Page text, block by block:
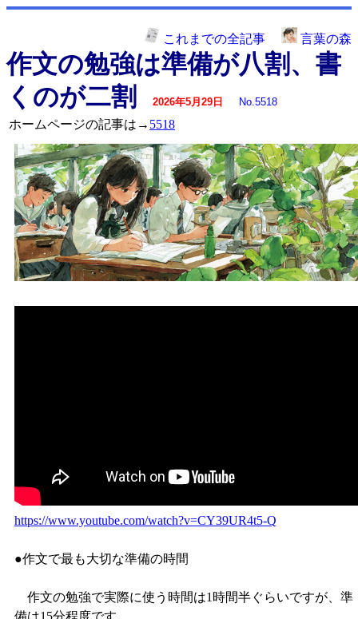
これまでの全記事 言葉の森
作文の勉強は準備が八割、書
くのが二割
2026年5月29日 No.5518
ホームページの記事は→ 5518
https://www.youtube.com/watch?v=CY39UR4t5-Q
●作文で最も大切な準備の時間
作文の勉強で実際に使う時間は1時間半ぐらいですが、準
備は15分程度です。